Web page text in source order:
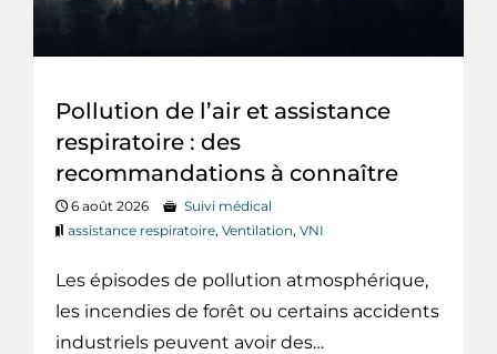
Pollution de l’air et assistance
respiratoire : des
recommandations à connaître
6 août 2026
Suivi médical
assistance respiratoire, Ventilation, VNI
Les épisodes de pollution atmosphérique,
les incendies de forêt ou certains accidents
industriels peuvent avoir des…